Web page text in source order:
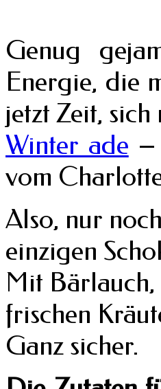
Genug
Energie, die
jetzt Zeit,
Winter ade –
vom
Also, nur
einzigen
Mit
frischen
Ganz sicher.